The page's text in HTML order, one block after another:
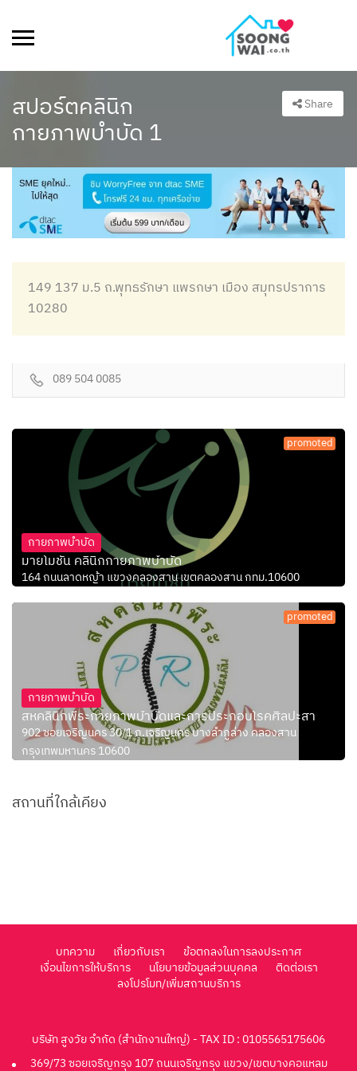
สปอร์ตคลินิก
กายภาพบำบัด 1
Share
149 137 ม.5 ถ.พุทธรักษา แพรกษา เมือง สมุทรปราการ
10280
089 504 0085
promoted
กายภาพบำบัด
มายโมชั่น คลินิกกายภาพบำบัด
164 ถนนลาดหญ้า แขวงคลองสาน เขตคลองสาน กทม.10600
promoted
กายภาพบำบัด
สหคลินิกพีระกายภาพบำบัดและการประกอบโรคศิลปะสา
902 ซอยเจริญนคร 30/1 ถ.เจริญนคร บางลำภูล่าง คลองสาน
กรุงเทพมหานคร 10600
สถานที่ใกล้เคียง
บทความ เกี่ยวกับเรา
ข้อตกลงในการลงประกาศ
เงื่อนไขการให้บริการ
นโยบายข้อมูลส่วนบุคคล
ติดต่อเรา
ลงโปรโมท/เพิ่มสถานบริการ
บริษัท สูงวัย จำกัด (สำนักงานใหญ่) - TAX ID : 0105565175606
369/73 ซอยเจริญกรุง 107 ถนนเจริญกรุง แขวง/เขตบางคอแหลม